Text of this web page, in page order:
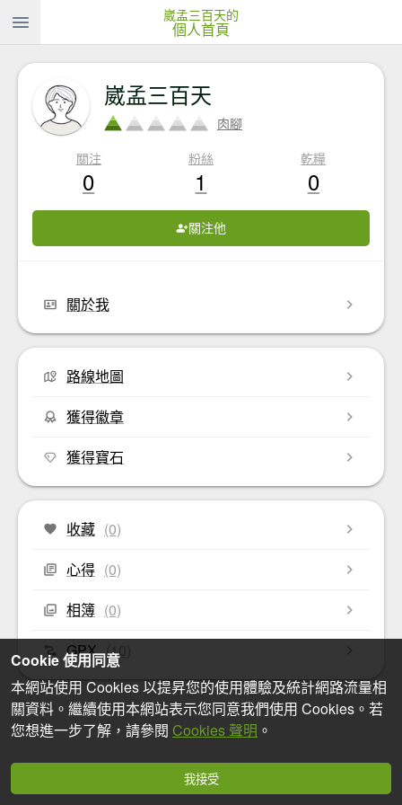
崴孟三百天的
個人首頁
崴孟三百天
肉腳
關注
0
粉絲
1
乾糧
0
關注他
關於我
路線地圖
獲得徽章
獲得寶石
收藏 (0)
心得 (0)
相簿 (0)
GPX (10)
Cookie 使用同意
本網站使用 Cookies 以提昇您的使用體驗及統計網路流量相
關資料。繼續使用本網站表示您同意我們使用 Cookies。若
您想進一步了解，請參閱 Cookies 聲明 。
我接受